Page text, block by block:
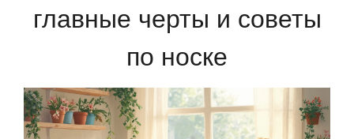
главные черты и советы
по носке